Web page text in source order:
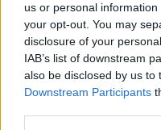
us or personal
your opt-out. You may
disclosure of your
IAB’s list of downstream
also be disclosed by us to
Downstream Participants